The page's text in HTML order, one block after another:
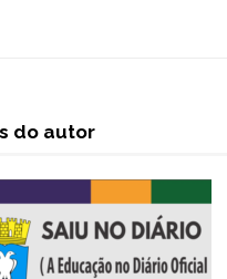
do autor